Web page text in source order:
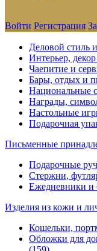
Войти Регистрация
Деловой стиль
Интерьер,
Чаепитие и
Бары, отдых и
Национальные
Награды,
Настольные
Подарочная
Письменные
Подарочные
Стержни,
Ежедневники и
Изделия из кожи и
Кошельки,
Обложки для